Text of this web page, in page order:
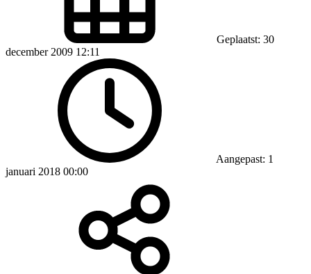
Geplaatst: 30
december 2009 12:11
Aangepast: 1
januari 2018 00:00